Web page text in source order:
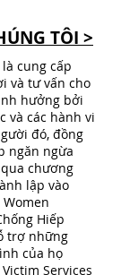
TÔI >
cung cấp
và tư vấn cho
hưởng bởi
và các hành vi
đó, đồng
ngăn ngừa
chương
lập vào
Hiếp
trợ những
của họ
Services